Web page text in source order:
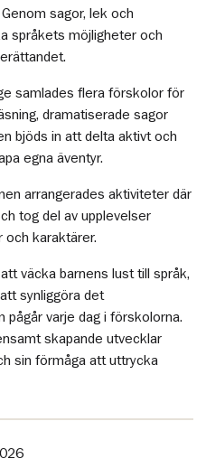
sagor, lek och
språkets möjligheter och
samlades flera förskolor för
dramatiserade sagor
bjöds in att delta aktivt och
egna äventyr.
arrangerades aktiviteter där
tog del av upplevelser
och karaktärer.
väcka barnens lust till språk,
synliggöra det
varje dag i förskolorna.
skapande utvecklar
sin förmåga att uttrycka